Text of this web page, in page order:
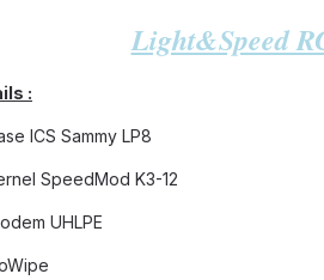
Light&Speed
:
ICS Sammy LP8
SpeedMod K3-12
UHLPE